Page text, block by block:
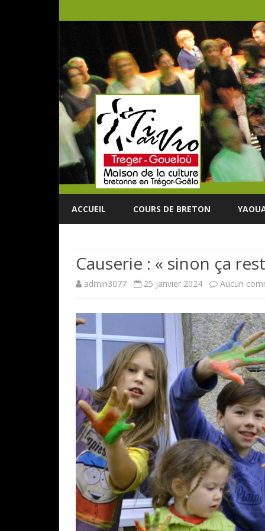
ACCUEIL COURS DE BRETON
Causerie : « sinon ça
admin3077 25 janvier 2024 Aucun